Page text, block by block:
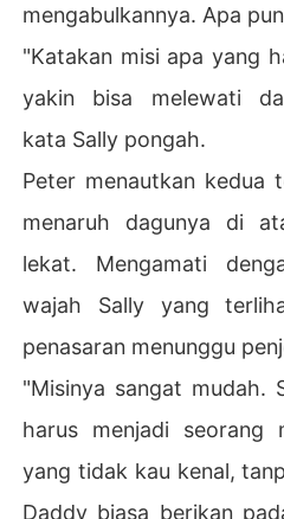
mengabulkannya. Apa
"Katakan misi apa yang
yakin bisa melewati
kata Sally pongah.
Peter menautkan kedua
menaruh dagunya di
lekat. Mengamati
wajah Sally yang
penasaran menunggu
"Misinya sangat mudah.
harus menjadi seorang
yang tidak kau kenal,
Daddy biasa berikan